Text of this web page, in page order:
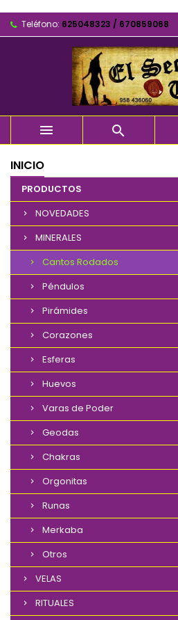
Teléfono: 625048323 / 670859068
 
INICIO
PRODUCTOS
NOVEDADES
MINERALES
Cantos Rodados
Péndulos
Pirámides
Corazones
Esferas
Huevos
Varas de Poder
Geodas
Chakras
Orgonitas
Runas
Merkaba
Otros
VELAS
RITUALES